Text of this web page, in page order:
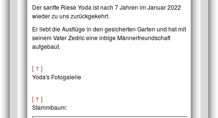
Der sanfte Riese Yoda ist nach 7 Jahren im Januar 2022
wieder zu uns zurückgekehrt.
Er liebt die Ausflüge in den gesicherten Garten und hat mit
seinem Vater Zedric eine inbige Männerfreundschaft
aufgebaut.
[ ↑ ]
Yoda's Fotogalerie
[ ↑ ]
Stammbaum: